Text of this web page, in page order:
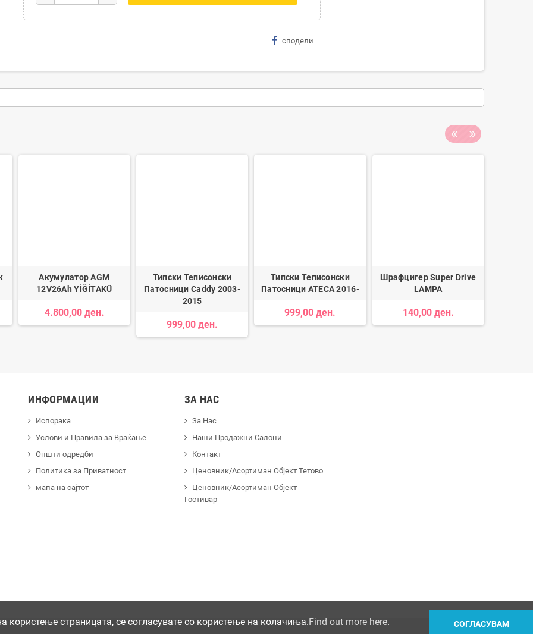
сподели
Акумулатор AGM
12V26Ah YİĞİTAKÜ
4.800,00 ден.
Типски Теписонски
Патосници Caddy 2003-
2015
999,00 ден.
Типски Теписонски
Патосници ATECA 2016-
999,00 ден.
Шрафцигер Super Drive
LAMPA
140,00 ден.
ИНФОРМАЦИИ
Испорака
Услови и Правила за Враќање
Општи одредби
Политика за Приватност
мапа на сајтот
ЗА НАС
За Нас
Наши Продажни Салони
Контакт
Ценовник/Асортиман Објект Тетово
Ценовник/Асортиман Објект
Гостивар
страницата, се согласувате со користење на колачиња.Find out more here. СОГЛАСУВАМ